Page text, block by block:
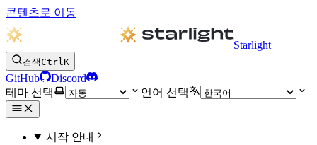
콘텐츠로 이동
Starlight
검색CtrlK
GitHub
Discord
테마 선택
언어 선택
시작 안내